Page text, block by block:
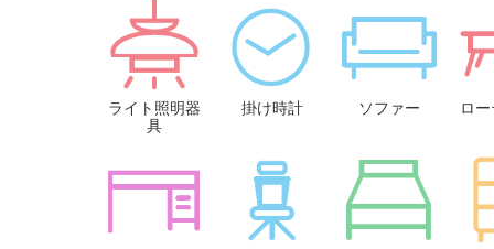
ライト照明器
具
掛け時計 ソファー ロ